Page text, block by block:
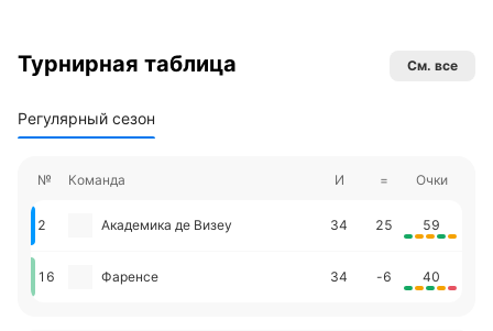
Турнирная таблица См. все
Регулярный сезон
№ Команда И = Очки
2 Академика де Визеу 34 25 59
16 Фаренсе 34 -6 40